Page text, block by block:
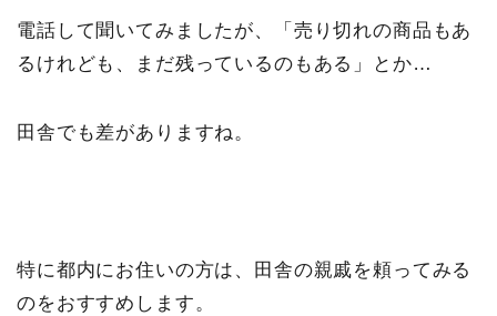
電話して聞いてみましたが、「売り切れの商品もあ
るけれども、まだ残っているのもある」とか…
田舎でも差がありますね。
特に都内にお住いの方は、田舎の親戚を頼ってみる
のをおすすめします。